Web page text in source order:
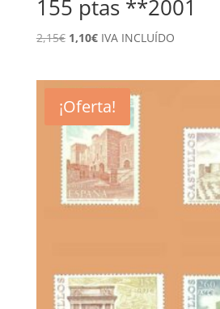
155 ptas **2001
2,15€ El
era:
2,15€.
1,10€El
es:
1,10€.
IVA INCLUÍDO
¡Oferta!